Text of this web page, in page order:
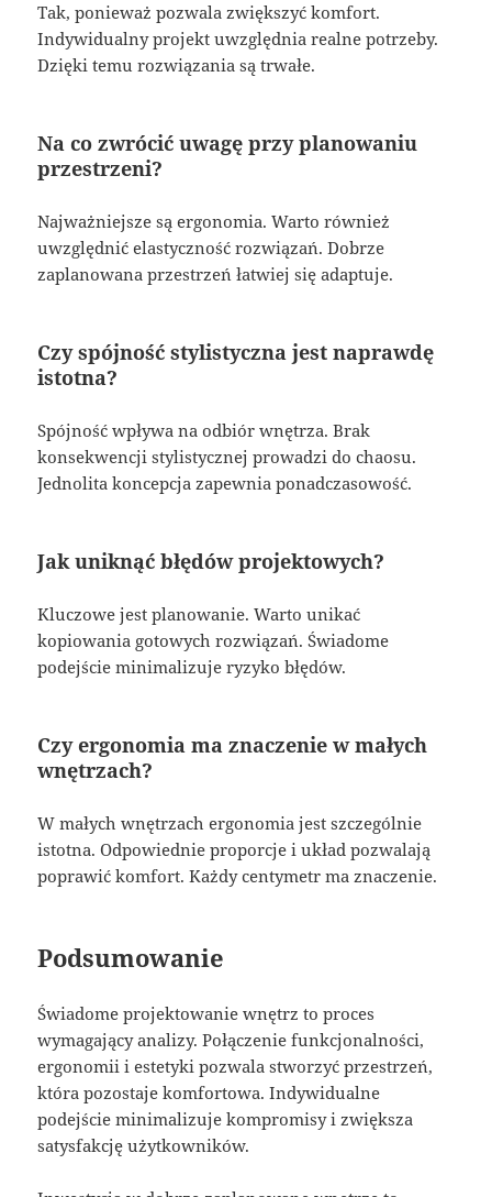
Tak, ponieważ pozwala zwiększyć komfort.
Indywidualny projekt uwzględnia realne potrzeby.
Dzięki temu rozwiązania są trwałe.
Na co zwrócić uwagę przy planowaniu
przestrzeni?
Najważniejsze są ergonomia. Warto również
uwzględnić elastyczność rozwiązań. Dobrze
zaplanowana przestrzeń łatwiej się adaptuje.
Czy spójność stylistyczna jest naprawdę
istotna?
Spójność wpływa na odbiór wnętrza. Brak
konsekwencji stylistycznej prowadzi do chaosu.
Jednolita koncepcja zapewnia ponadczasowość.
Jak uniknąć błędów projektowych?
Kluczowe jest planowanie. Warto unikać
kopiowania gotowych rozwiązań. Świadome
podejście minimalizuje ryzyko błędów.
Czy ergonomia ma znaczenie w małych
wnętrzach?
W małych wnętrzach ergonomia jest szczególnie
istotna. Odpowiednie proporcje i układ pozwalają
poprawić komfort. Każdy centymetr ma znaczenie.
Podsumowanie
Świadome projektowanie wnętrz to proces
wymagający analizy. Połączenie funkcjonalności,
ergonomii i estetyki pozwala stworzyć przestrzeń,
która pozostaje komfortowa. Indywidualne
podejście minimalizuje kompromisy i zwiększa
satysfakcję użytkowników.